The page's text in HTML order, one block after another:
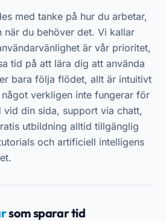
med tanke på hur du arbetar,
när du behöver det. Vi kallar
är vår prioritet,
tid på att lära dig att använda
bara följa flödet, allt är intuitivt
verkligen inte fungerar för
din sida, support via chatt,
utbildning alltid tillgänglig
och artificiell intelligens
som sparar tid